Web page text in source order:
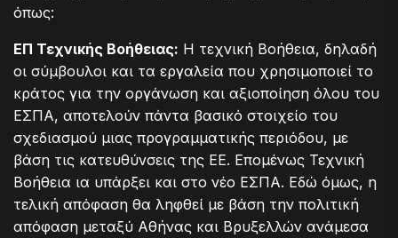
όπως:
ΕΠ Τεχνικής Βοήθειας: Η τεχνική Βοήθεια, δηλαδή
οι σύμβουλοι και τα εργαλεία που χρησιμοποιεί το
κράτος για την οργάνωση και αξιοποίηση όλου του
ΕΣΠΑ, αποτελούν πάντα βασικό στοιχείο του
σχεδιασμού μιας προγραμματικής περιόδου, με
βάση τις κατευθύνσεις της ΕΕ. Επομένως Τεχνική
Βοήθεια ια υπάρξει και στο νέο ΕΣΠΑ. Εδώ όμως, η
τελική απόφαση θα ληφθεί με βάση την πολιτική
απόφαση μεταξύ Αθήνας και Βρυξελλών ανάμεσα